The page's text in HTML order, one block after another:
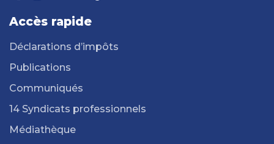
Accès rapide
Déclarations d’impôts
Publications
Communiqués
14 Syndicats professionnels
Médiathèque